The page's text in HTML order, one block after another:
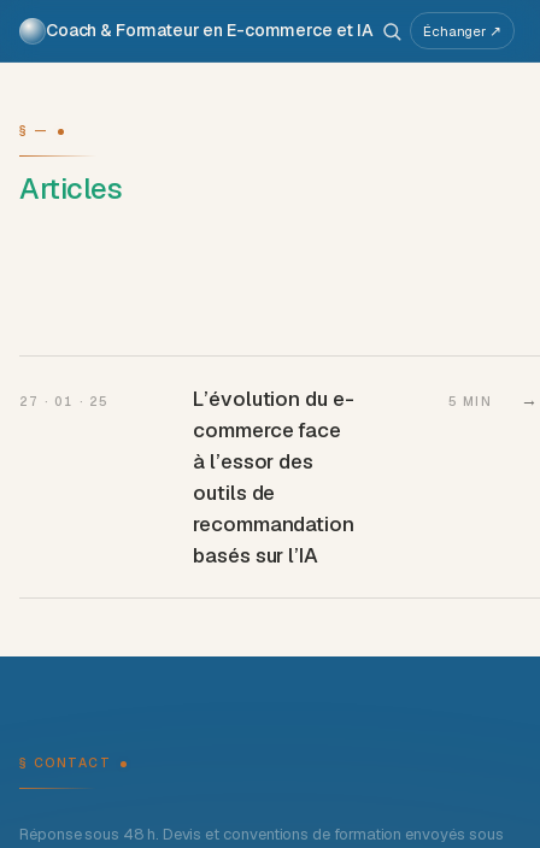
Coach & Formateur en E-commerce et IA
Pour qui Services Travaux Voix À propos Atelier IA Métiers
Échanger ↗
§ —
Articles
27 · 01 · 25
L’évolution du e-
commerce face
à l’essor des
outils de
recommandation
basés sur l’IA
5 MIN →
§ CONTACT
Réponse sous 48 h. Devis et conventions de formation envoyés sous